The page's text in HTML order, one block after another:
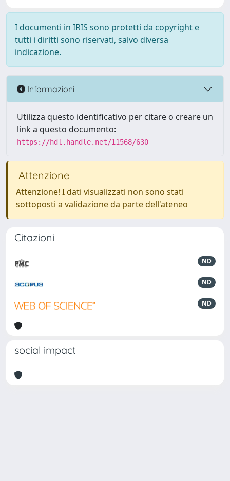
I documenti in IRIS sono protetti da copyright e
tutti i diritti sono riservati, salvo diversa
indicazione.
Informazioni
Utilizza questo identificativo per citare o creare un
link a questo documento:
https://hdl.handle.net/11568/630
Attenzione
Attenzione! I dati visualizzati non sono stati
sottoposti a validazione da parte dell'ateneo
Citazioni
ND
ND
ND
social impact